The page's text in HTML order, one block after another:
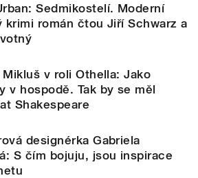
Sedmikostelí. Moderní
krimi román čtou Jiří Schwarz a
Mikluš v roli Othella: Jako
v hospodě. Tak by se měl
Shakespeare
designérka Gabriela
S čím bojuju, jsou inspirace